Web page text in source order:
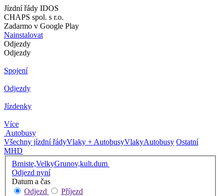
Jízdní řády IDOS
CHAPS spol. s r.o.
Zadarmo v Google Play
Nainstalovat
Odjezdy
Odjezdy
Spojení
Odjezdy
Jízdenky
Více
Autobusy
Všechny jízdní řádyVlaky + AutobusyVlakyAutobusy Ostatní
MHD
Brniste,VelkyGrunov,kult.dum
Odjezd nyní
Datum a čas
Odjezd
Příjezd